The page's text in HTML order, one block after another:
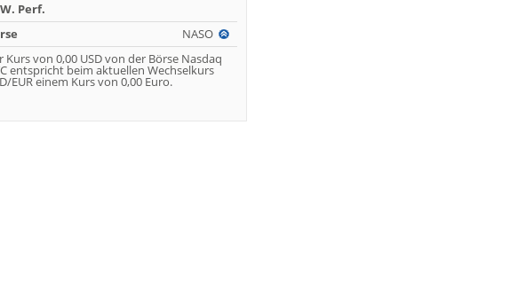
Perf.
NASO
Kurs von 0,00 USD von der Börse Nasdaq
entspricht beim aktuellen Wechselkurs
EUR einem Kurs von 0,00 Euro.